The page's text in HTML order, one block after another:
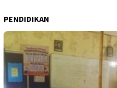
PENDIDIKAN